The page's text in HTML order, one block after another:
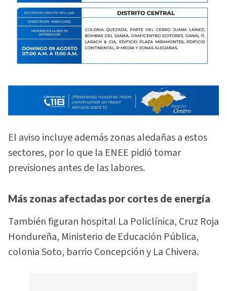
El aviso incluye además zonas aledañas a estos
sectores, por lo que la ENEE pidió tomar
previsiones antes de las labores.
Más zonas afectadas por cortes de energía
También figuran hospital La Policlínica, Cruz Roja
Hondureña, Ministerio de Educación Pública,
colonia Soto, barrio Concepción y La Chivera.